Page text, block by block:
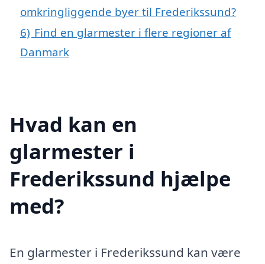
omkringliggende byer til Frederikssund?
6) Find en glarmester i flere regioner af
Danmark
Hvad kan en
glarmester i
Frederikssund hjælpe
med?
En glarmester i Frederikssund kan være